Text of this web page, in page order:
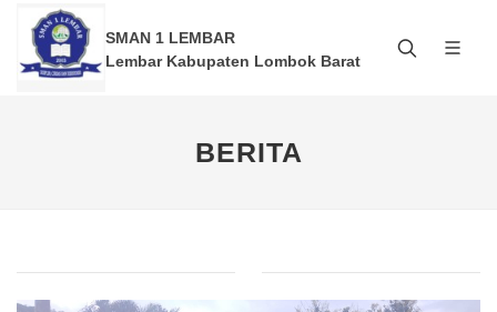
SMAN 1 LEMBAR
Lembar Kabupaten Lombok Barat
BERITA